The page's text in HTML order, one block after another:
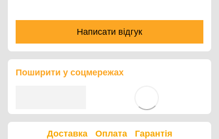
Написати відгук
Поширити у соцмережах
Доставка Оплата Гарантія